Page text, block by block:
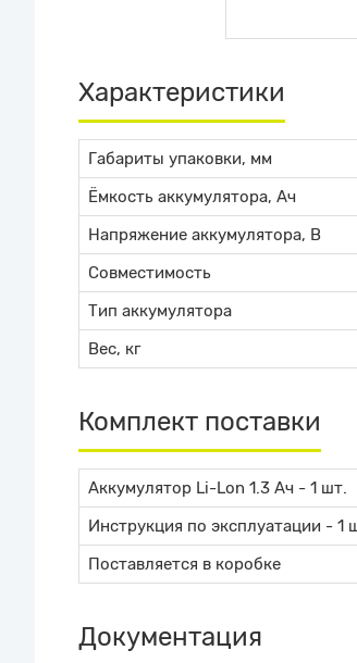
Характеристики
Габариты упаковки, мм
Ёмкость аккумулятора, Ач
Напряжение аккумулятора, В
Совместимость
Тип аккумулятора
Вес, кг
Комплект поставки
Аккумулятор Li-Lon 1.3 Ач - 1 шт.
Инструкция по эксплуатации - 1
Поставляется в коробке
Документация